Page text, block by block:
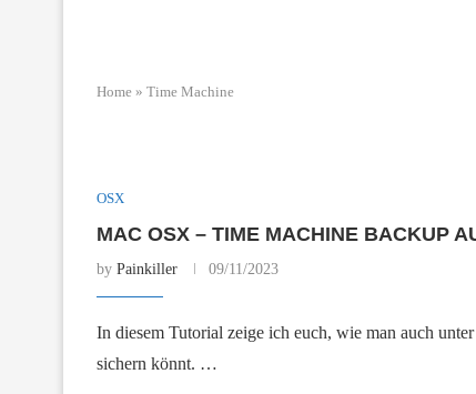
Home » Time Machine
OSX
MAC OSX – TIME MACHINE BACKUP
by Painkiller 09/11/2023
In diesem Tutorial zeige ich euch, wie man auch
sichern könnt. …